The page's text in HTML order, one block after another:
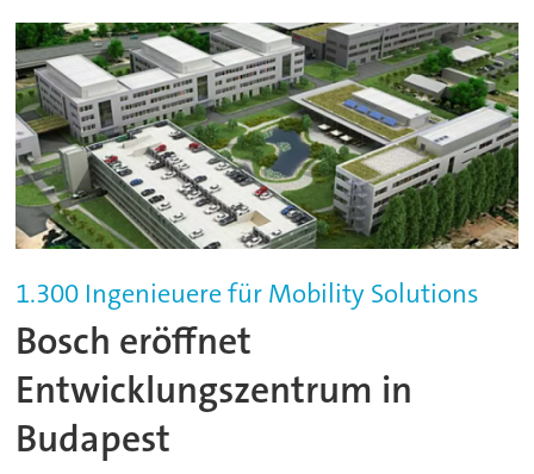
1.300 Ingenieuere für Mobility Solutions
Bosch eröffnet
Entwicklungszentrum in
Budapest